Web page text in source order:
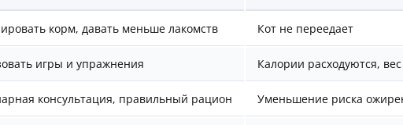
корм, давать меньше лакомств Кот не переедает
игры и упражнения Калории расходуются,
консультация, правильный рацион Уменьшение риска